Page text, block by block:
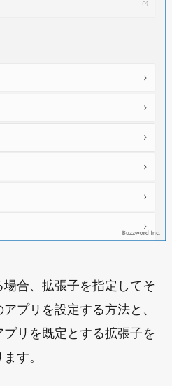
合、拡張子を指定してそ
プリを設定する方法と、
リを既定とする拡張子を
す。